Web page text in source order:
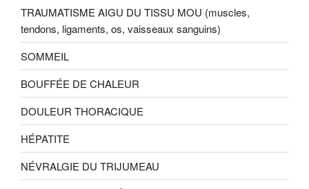
TRAUMATISME AIGU DU TISSU MOU (muscles,
tendons, ligaments, os, vaisseaux sanguins)
SOMMEIL
BOUFFÉE DE CHALEUR
DOULEUR THORACIQUE
HÉPATITE
NÉVRALGIE DU TRIJUMEAU